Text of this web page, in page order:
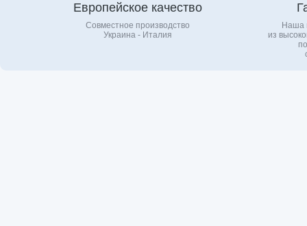
Европейское качество
Совместное производство
Украина - Италия
Наша
из